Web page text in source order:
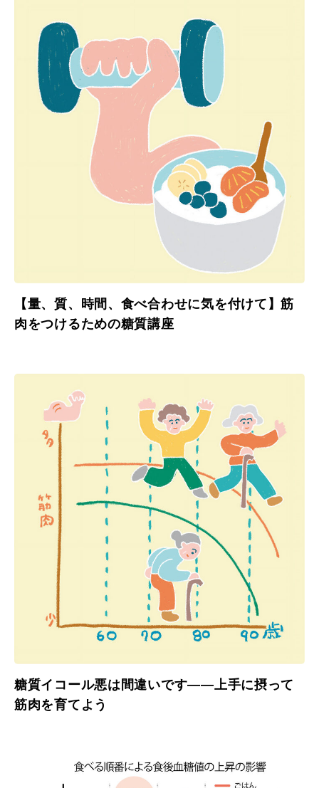
【量、質、時間、食べ合わせに気を付けて】筋
肉をつけるための糖質講座
糖質イコール悪は間違いです――上手に摂って
筋肉を育てよう